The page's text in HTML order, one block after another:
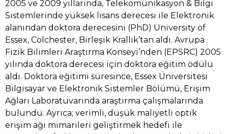
2005 ve 2009 yıllarında, Telekomünikasyon & Bilgi
Sistemlerinde yüksek lisans derecesi ile Elektronik
alanından doktora derecesini (PhD) University of
Essex, Colchester, Birleşik Krallık’tan aldı. Avrupa
Fizik Bilimleri Araştırma Konseyi’nden (EPSRC) 2005
yılında doktora derecesi için doktora eğitim ödülü
aldı. Doktora eğitimi süresince, Essex Üniversitesi
Bilgisayar ve Elektronik Sistemler Bölümü, Erişim
Ağları Laboratuvarında araştırma çalışmalarında
bulundu. Ayrıca; verimli, düşük maliyetli optik
erişim ağı mimarileri geliştirmek hedefi ile